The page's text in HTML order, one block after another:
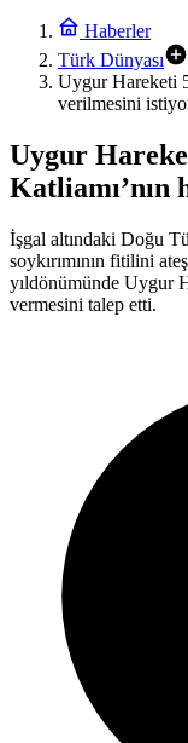
Haberler
Türk Dünyası
Uygur Hareketi
verilmesini
Uygur
Katliamı’nın
İşgal altındaki Doğu
soykırımının fitilini
yıldönümünde Uygur
vermesini talep etti.